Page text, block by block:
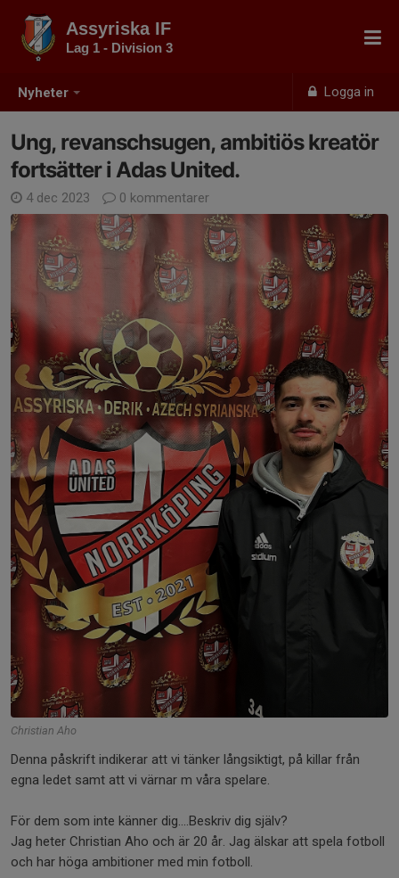
Nyheter Logga in
Assyriska IF
Lag 1 - Division 3
Ung, revanschsugen, ambitiös kreatör
fortsätter i Adas United.
4 dec 2023 0 kommentarer
Christian Aho
Denna påskrift indikerar att vi tänker långsiktigt, på killar från
egna ledet samt att vi värnar m våra spelare.
För dem som inte känner dig….Beskriv dig själv?
Jag heter Christian Aho och är 20 år. Jag älskar att spela fotboll
och har höga ambitioner med min fotboll.